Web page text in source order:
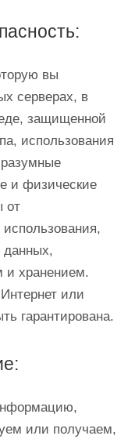
вы
серверах, в
защищенной
использования
и физические
от
использования,
данных,
и хранением.
или
гарантирована.
или получаем,